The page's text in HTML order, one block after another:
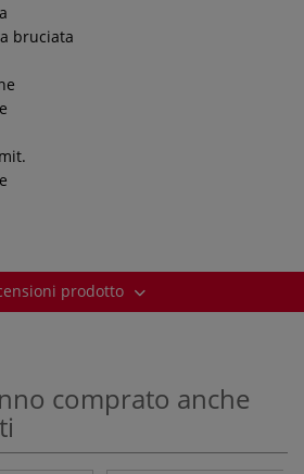
bruciata
prodotto
comprato anche